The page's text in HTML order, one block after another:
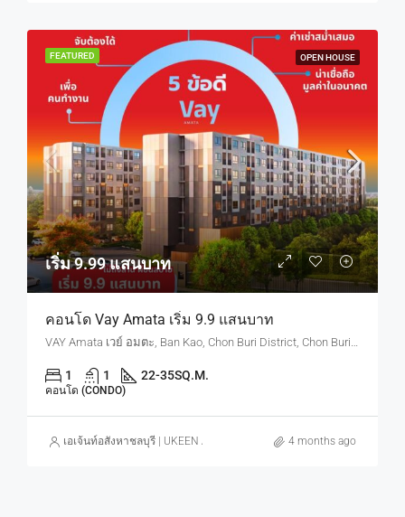
FEATURED OPEN HOUSE
เริ่ม 9.99 แสนบาท
คอนโด Vay Amata เริ่ม 9.9 แสนบาท
VAY Amata เวย์ อมตะ, Ban Kao, Chon Buri District, Chon Buri, Thailand
1 1 22-35SQ.M.
คอนโด (CONDO)
เอเจ้นท์อสังหาชลบุรี | UKEEN ASSET CO., LTD. 4 months ago